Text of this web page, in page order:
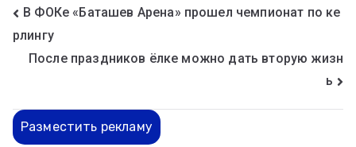
В ФОКе «Баташев Арена» прошел чемпионат по ке
рлингу
После праздников ёлке можно дать вторую жизн
ь
Разместить рекламу